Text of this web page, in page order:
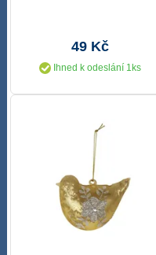
49 Kč
Ihned k odeslání 1ks